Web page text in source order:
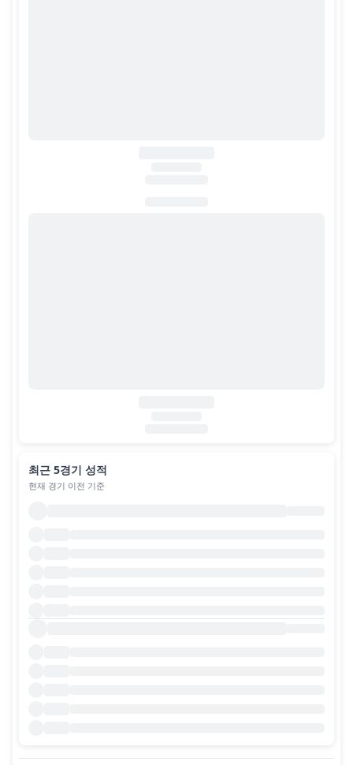
최근 5경기 성적
현재 경기 이전 기준